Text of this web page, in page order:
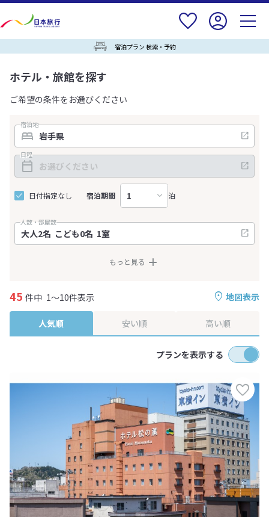
宿泊プラン 検索・予約
ホテル・旅館を探す
ご希望の条件をお選びください
宿泊地
日程
日付指定なし 宿泊期間 泊
人数・部屋数
もっと見る
地図表示
45 件中 1～10件表示
人気順 安い順 高い順
プランを表示する